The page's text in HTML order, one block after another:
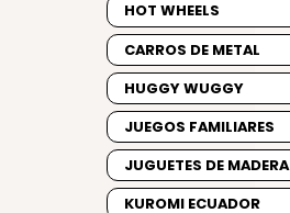
HOT WHEELS
CARROS DE METAL
HUGGY WUGGY
JUEGOS FAMILIARES
JUGUETES DE MADERA
KUROMI ECUADOR